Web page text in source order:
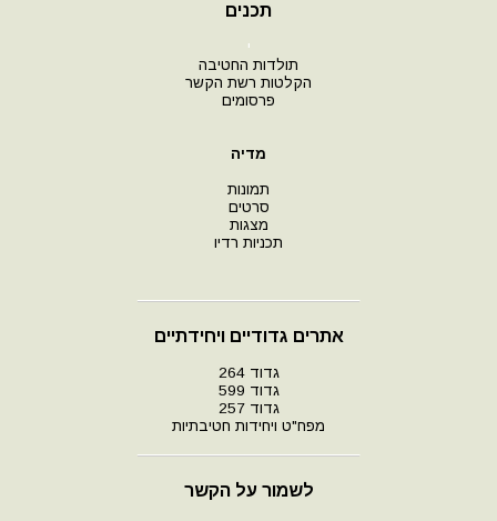
תכנים
י
תולדות החטיבה
הקלטות רשת הקשר
פרסומים
מדיה
תמונות
סרטים
מצגות
תכניות רדיו
אתרים גדודיים ויחידתיים
גדוד 264
גדוד 599
גדוד 257
מפח"ט ויחידות חטיבתיות
לשמור על הקשר